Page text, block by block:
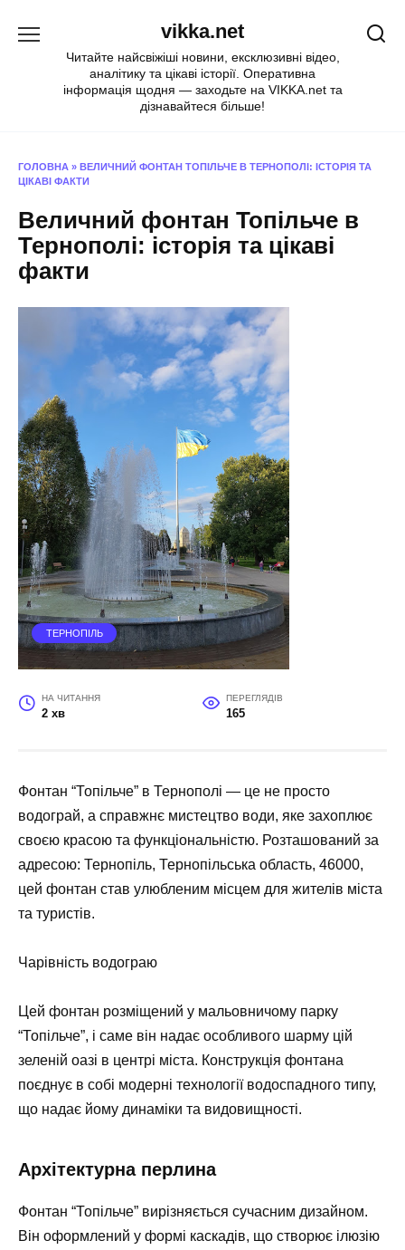
vikka.net
Читайте найсвіжіші новини, ексклюзивні відео,
аналітику та цікаві історії. Оперативна
інформація щодня — заходьте на VIKKA.net та
дізнавайтеся більше!
ГОЛОВНА » ВЕЛИЧНИЙ ФОНТАН ТОПІЛЬЧЕ В ТЕРНОПОЛІ: ІСТОРІЯ ТА
ЦІКАВІ ФАКТИ
Величний фонтан Топільче в
Тернополі: історія та цікаві
факти
ТЕРНОПІЛЬ
НА ЧИТАННЯ
2 хв
ПЕРЕГЛЯДІВ
165
Фонтан “Топільче” в Тернополі — це не просто
водограй, а справжнє мистецтво води, яке захоплює
своєю красою та функціональністю. Розташований за
адресою: Тернопіль, Тернопільська область, 46000,
цей фонтан став улюбленим місцем для жителів міста
та туристів.
Чарівність водограю
Цей фонтан розміщений у мальовничому парку
“Топільче”, і саме він надає особливого шарму цій
зеленій оазі в центрі міста. Конструкція фонтана
поєднує в собі модерні технології водоспадного типу,
що надає йому динаміки та видовищності.
Архітектурна перлина
Фонтан “Топільче” вирізняється сучасним дизайном.
Він оформлений у формі каскадів, що створює ілюзію